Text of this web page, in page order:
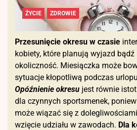
ZDROWIE
ŻYCIE
Przesunięcie okresu w czasie
kobiety, które planują wyjazd
okoliczność. Miesiączka może
sytuacje kłopotliwą podczas
Opóźnienie okresu jest równie
dla czynnych sportsmenek,
może wiązać się z
wzięcie udziału w zawodach. Dla